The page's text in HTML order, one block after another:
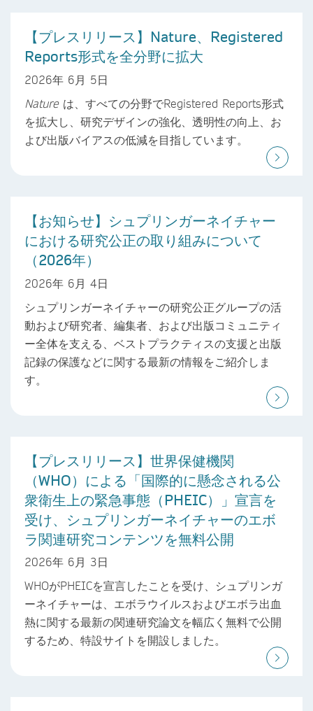
【プレスリリース】Nature、Registered
Reports形式を全分野に拡大
2026年 6月 5日
Natureは、すべての分野でRegistered Reports形式
を拡大し、研究デザインの強化、透明性の向上、お
よび出版バイアスの低減を目指しています。
【お知らせ】シュプリンガーネイチャー
における研究公正の取り組みについて
（2026年）
2026年 6月 4日
シュプリンガーネイチャーの研究公正グループの活
動および研究者、編集者、および出版コミュニティ
ー全体を支える、ベストプラクティスの支援と出版
記録の保護などに関する最新の情報をご紹介しま
す。
【プレスリリース】世界保健機関
（WHO）による「国際的に懸念される公
衆衛生上の緊急事態（PHEIC）」宣言を
受け、シュプリンガーネイチャーのエボ
ラ関連研究コンテンツを無料公開
2026年 6月 3日
WHOがPHEICを宣言したことを受け、シュプリンガ
ーネイチャーは、エボラウイルスおよびエボラ出血
熱に関する最新の関連研究論文を幅広く無料で公開
するため、特設サイトを開設しました。